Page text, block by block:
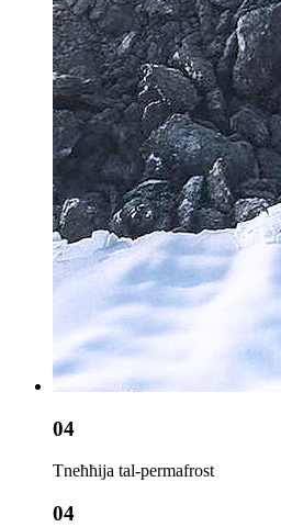
04
Tneħħija tal-permafrost
04